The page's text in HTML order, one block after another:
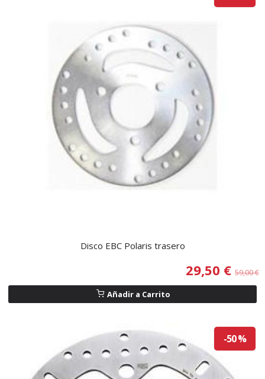
Disco EBC Polaris trasero
29,50 € 59,00 €
Añadir a Carrito
-50 %